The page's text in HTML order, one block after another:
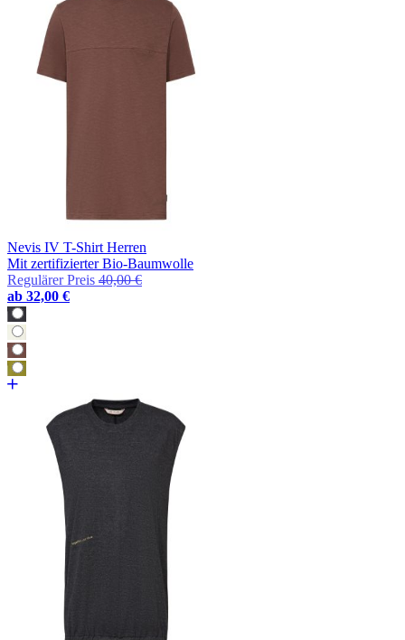
Nevis IV T-Shirt Herren
Mit zertifizierter Bio-Baumwolle
Regulärer Preis 40,00 €
ab 32,00 €